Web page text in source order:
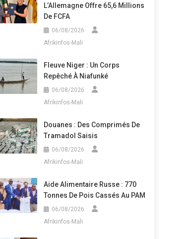
L’Allemagne Offre 65,6 Millions
De FCFA
06/08/2026
Afrikinfos-Mali
Fleuve Niger : Un Corps
Repêché À Niafunké
06/08/2026
Afrikinfos-Mali
Douanes : Des Comprimés De
Tramadol Saisis
06/08/2026
Afrikinfos-Mali
Aide Alimentaire Russe : 770
Tonnes De Pois Cassés Au PAM
06/08/2026
Afrikinfos-Mali